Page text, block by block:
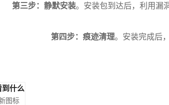
第三步：静默安装。安装包到达后，利用漏
第四步：痕迹清理。安装完成后
到什么
图标